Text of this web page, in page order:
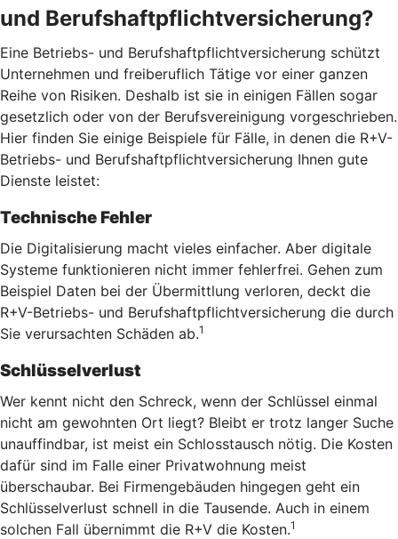
und Berufshaftpflichtversicherung?
Eine Betriebs- und Berufshaftpflichtversicherung schützt
Unternehmen und freiberuflich Tätige vor einer ganzen
Reihe von Risiken. Deshalb ist sie in einigen Fällen sogar
gesetzlich oder von der Berufsvereinigung vorgeschrieben.
Hier finden Sie einige Beispiele für Fälle, in denen die R+V-
Betriebs- und Berufshaftpflichtversicherung Ihnen gute
Dienste leistet:
Technische Fehler
Die Digitalisierung macht vieles einfacher. Aber digitale
Systeme funktionieren nicht immer fehlerfrei. Gehen zum
Beispiel Daten bei der Übermittlung verloren, deckt die
R+V-Betriebs- und Berufshaftpflichtversicherung die durch
Sie verursachten Schäden ab.1
Schlüsselverlust
Wer kennt nicht den Schreck, wenn der Schlüssel einmal
nicht am gewohnten Ort liegt? Bleibt er trotz langer Suche
unauffindbar, ist meist ein Schlosstausch nötig. Die Kosten
dafür sind im Falle einer Privatwohnung meist
überschaubar. Bei Firmengebäuden hingegen geht ein
Schlüsselverlust schnell in die Tausende. Auch in einem
solchen Fall übernimmt die R+V die Kosten.1